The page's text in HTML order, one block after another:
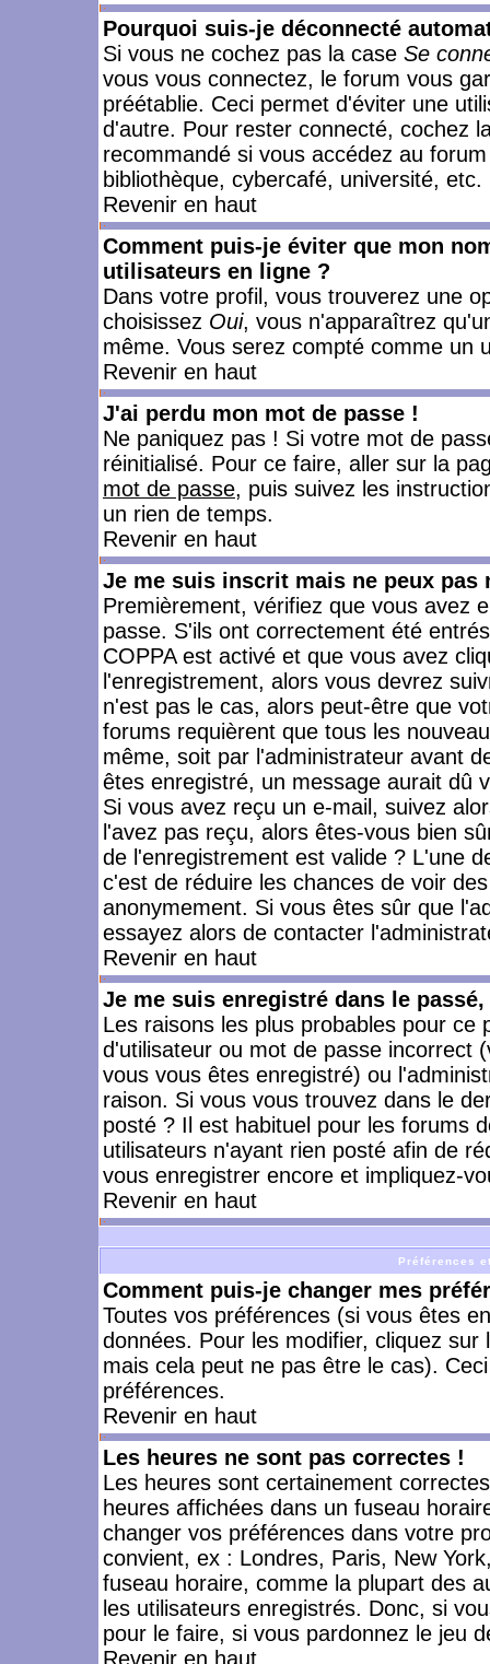
Pourquoi suis-je déconnecté
Si vous ne cochez pas la case Se
vous vous connectez, le forum vous
préétablie. Ceci permet d'éviter une
d'autre. Pour rester connecté, cochez
recommandé si vous accédez au
bibliothèque, cybercafé, université, etc.
Revenir en haut
Comment puis-je éviter que mon
utilisateurs en ligne ?
Dans votre profil, vous trouverez une
choisissez Oui, vous n'apparaîtrez
même. Vous serez compté comme un
Revenir en haut
J'ai perdu mon mot de passe !
Ne paniquez pas ! Si votre mot de
réinitialisé. Pour ce faire, aller sur la
mot de passe, puis suivez les
un rien de temps.
Revenir en haut
Je me suis inscrit mais ne peux pas
Premièrement, vérifiez que vous avez
passe. S'ils ont correctement été
COPPA est activé et que vous avez
l'enregistrement, alors vous devrez
n'est pas le cas, alors peut-être que
forums requièrent que tous les
même, soit par l'administrateur avant
êtes enregistré, un message aurait dû
Si vous avez reçu un e-mail, suivez
l'avez pas reçu, alors êtes-vous bien
de l'enregistrement est valide ? L'une
c'est de réduire les chances de voir
anonymement. Si vous êtes sûr que
essayez alors de contacter
Revenir en haut
Je me suis enregistré dans le
Les raisons les plus probables pour
d'utilisateur ou mot de passe incorrect
vous vous êtes enregistré) ou
raison. Si vous vous trouvez dans le
posté ? Il est habituel pour les forums
utilisateurs n'ayant rien posté afin de
vous enregistrer encore et impliquez-
Revenir en haut
Préférences
Comment puis-je changer mes
Toutes vos préférences (si vous êtes
données. Pour les modifier, cliquez sur
mais cela peut ne pas être le cas).
préférences.
Revenir en haut
Les heures ne sont pas correctes !
Les heures sont certainement
heures affichées dans un fuseau
changer vos préférences dans votre
convient, ex : Londres, Paris, New
fuseau horaire, comme la plupart des
les utilisateurs enregistrés. Donc, si
pour le faire, si vous pardonnez le jeu
Revenir en haut